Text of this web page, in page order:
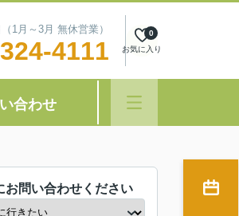
1月～3月 無休営業）
4111 お気に入り
0
合わせ
お問い合わせください